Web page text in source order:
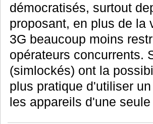
démocratisés, surtout
proposant, en plus de la
3G beaucoup moins
opérateurs concurrents.
(simlockés) ont la
plus pratique d'utiliser
les appareils d'une